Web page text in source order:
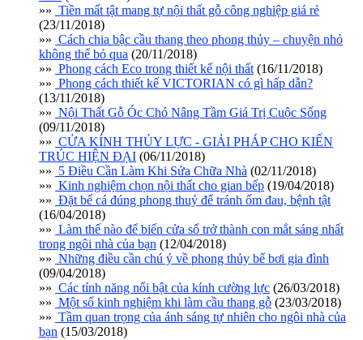
»» Tiền mất tật mang tự nội thất gỗ công nghiệp giá rẻ
(23/11/2018)
»» Cách chia bậc cầu thang theo phong thủy – chuyện nhỏ
không thể bỏ qua (20/11/2018)
»» Phong cách Eco trong thiết kế nội thất (16/11/2018)
»» Phong cách thiết kế VICTORIAN có gì hấp dẫn?
(13/11/2018)
»» Nội Thất Gỗ Óc Chó Nâng Tầm Giá Trị Cuộc Sống
(09/11/2018)
»» CỬA KÍNH THỦY LỰC - GIẢI PHÁP CHO KIẾN
TRÚC HIỆN ĐẠI (06/11/2018)
»» 5 Điều Cần Làm Khi Sửa Chữa Nhà (02/11/2018)
»» Kinh nghiệm chọn nội thất cho gian bếp (19/04/2018)
»» Đặt bể cá đúng phong thuỷ để tránh ốm đau, bệnh tật
(16/04/2018)
»» Làm thế nào để biến cửa sổ trở thành con mắt sáng nhất
trong ngôi nhà của bạn (12/04/2018)
»» Những điều cần chú ý về phong thủy bể bơi gia đình
(09/04/2018)
»» Các tính năng nổi bật của kính cường lực (26/03/2018)
»» Một số kinh nghiệm khi làm cầu thang gỗ (23/03/2018)
»» Tầm quan trọng của ánh sáng tự nhiên cho ngôi nhà của
bạn (15/03/2018)